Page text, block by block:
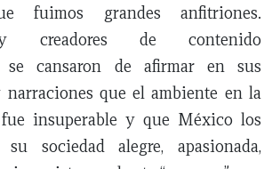
fuimos grandes anfitriones.
creadores de contenido
se cansaron de afirmar en sus
que el ambiente en la
fue insuperable y que México los
sociedad alegre, apasionada,